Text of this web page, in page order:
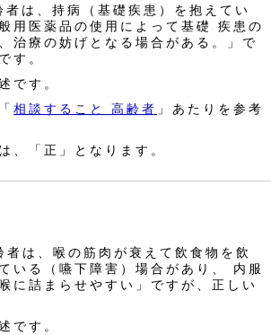
は、持病（基礎疾患）を抱えてい
用医薬品の使用によって基礎 疾患の
治療の妨げとなる場合がある。」で
す。
です。
相談すること 高齢者 」あたりを参考
、「正」となります。
は、喉の筋肉が衰えて飲食物を飲
いる（嚥下障害）場合があり、 内服
に詰まらせやすい」ですが、正しい
です。